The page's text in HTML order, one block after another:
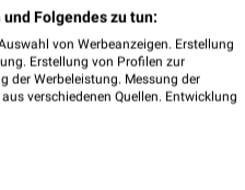
Folgendes zu tun:
von Werbeanzeigen. Erstellung
Erstellung von Profilen zur
der Werbeleistung. Messung der
verschiedenen Quellen. Entwicklung